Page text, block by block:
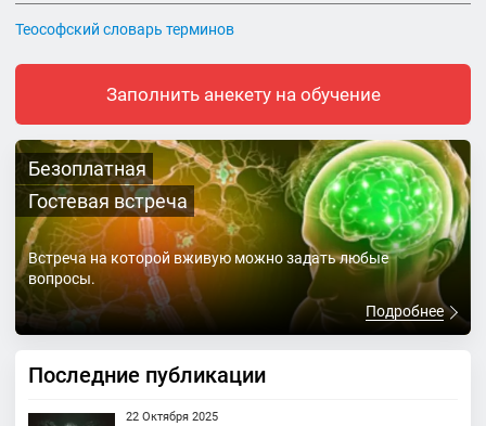
Теософский словарь терминов
Заполнить анекету на обучение
Безоплатная
Гостевая встреча
Встреча на которой вживую можно задать любые
вопросы.
Подробнее
Последние публикации
22 Октября 2025